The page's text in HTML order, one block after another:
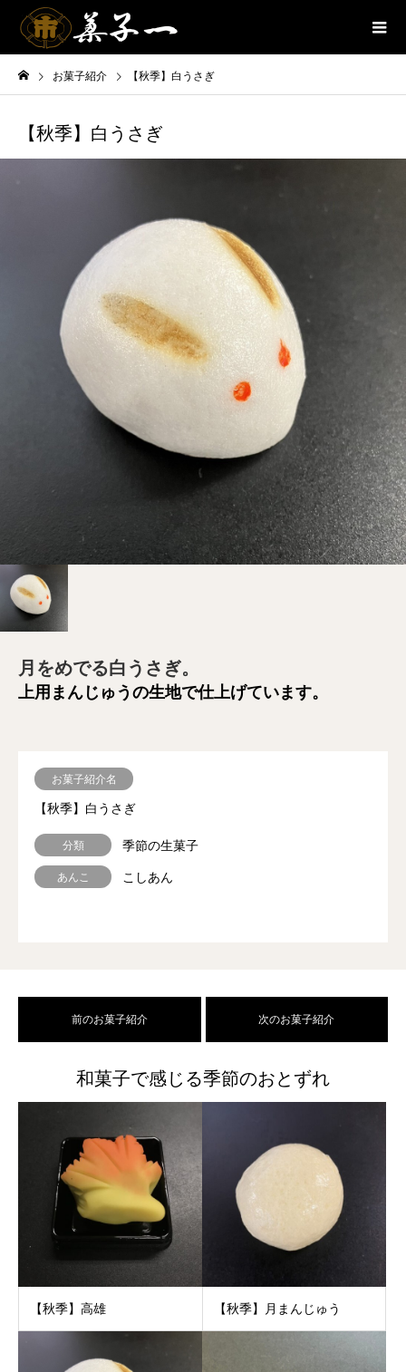
お菓子紹介 【秋季】白うさぎ
【秋季】白うさぎ
月をめでる白うさぎ。
上用まんじゅうの生地で仕上げています。
お菓子紹介名
【秋季】白うさぎ
分類 季節の生菓子
あんこ こしあん
前のお菓子紹介 次のお菓子紹介
和菓子で感じる季節のおとずれ
【秋季】高雄 【秋季】月まんじゅう